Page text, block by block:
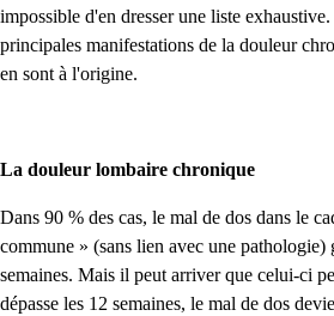
impossible d'en dresser une liste
principales manifestations de la douleur
en sont à l'origine.
La douleur lombaire chronique
Dans 90 % des cas, le mal de dos dans le
commune » (sans lien avec une pathologie)
semaines. Mais il peut arriver que celui-ci
dépasse les 12 semaines, le mal de dos